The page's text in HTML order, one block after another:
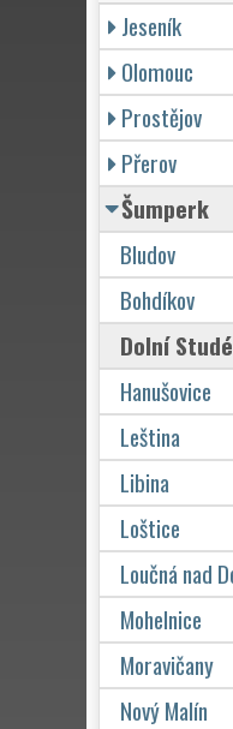
Jeseník
Olomouc
Prostějov
Přerov
Šumperk
Bludov
Bohdíkov
Dolní
Hanušovice
Leština
Libina
Loštice
Loučná nad
Mohelnice
Moravičany
Nový Malín